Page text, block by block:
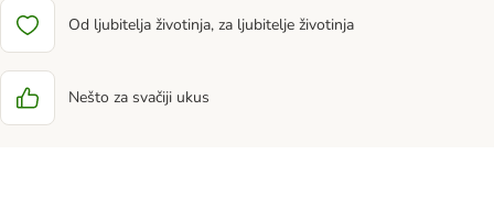
Od ljubitelja životinja, za ljubitelje životinja
Nešto za svačiji ukus